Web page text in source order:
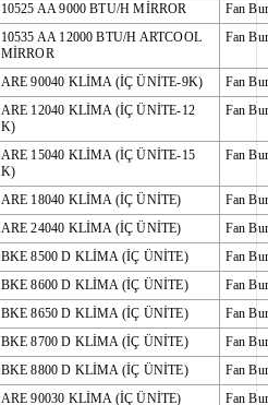
10525 AA 9000 BTU/H MİRROR
Fan
10535 AA 12000 BTU/H ARTCOOL
MİRROR
Fan
ARE 90040 KLİMA (İÇ ÜNİTE-9K)
Fan
ARE 12040 KLİMA (İÇ ÜNİTE-12
K)
Fan
ARE 15040 KLİMA (İÇ ÜNİTE-15
K)
Fan
ARE 18040 KLİMA (İÇ ÜNİTE)
Fan
ARE 24040 KLİMA (İÇ ÜNİTE)
Fan
BKE 8500 D KLİMA (İÇ ÜNİTE)
Fan
BKE 8600 D KLİMA (İÇ ÜNİTE)
Fan
BKE 8650 D KLİMA (İÇ ÜNİTE)
Fan
BKE 8700 D KLİMA (İÇ ÜNİTE)
Fan
BKE 8800 D KLİMA (İÇ ÜNİTE)
Fan
ARE 90030 KLİMA (İÇ ÜNİTE) Fan